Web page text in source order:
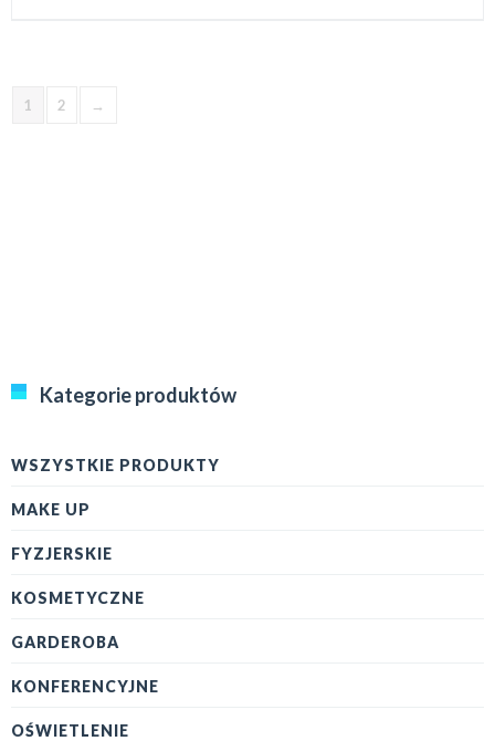
1 2 →
Kategorie produktów
WSZYSTKIE PRODUKTY
MAKE UP
FYZJERSKIE
KOSMETYCZNE
GARDEROBA
KONFERENCYJNE
OŚWIETLENIE